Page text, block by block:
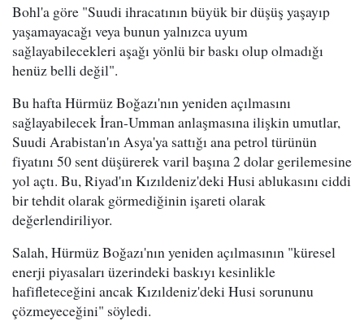
Bohl'a göre "Suudi ihracatının büyük bir düşüş yaşayıp
yaşamayacağı veya bunun yalnızca uyum
sağlayabilecekleri aşağı yönlü bir baskı olup olmadığı
henüz belli değil".
Bu hafta Hürmüz Boğazı'nın yeniden açılmasını
sağlayabilecek İran-Umman anlaşmasına ilişkin umutlar,
Suudi Arabistan'ın Asya'ya sattığı ana petrol türünün
fiyatını 50 sent düşürerek varil başına 2 dolar gerilemesine
yol açtı. Bu, Riyad'ın Kızıldeniz'deki Husi ablukasını ciddi
bir tehdit olarak görmediğinin işareti olarak
değerlendiriliyor.
Salah, Hürmüz Boğazı'nın yeniden açılmasının "küresel
enerji piyasaları üzerindeki baskıyı kesinlikle
hafifleteceğini ancak Kızıldeniz'deki Husi sorununu
çözmeyeceğini" söyledi.